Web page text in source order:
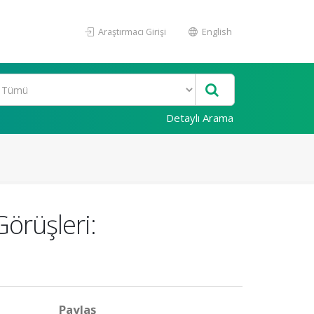
Araştırmacı Girişi English
Detaylı Arama
Paylaş